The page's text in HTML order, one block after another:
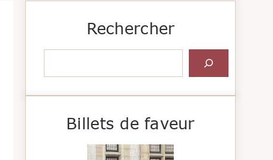
Rechercher
Billets de faveur